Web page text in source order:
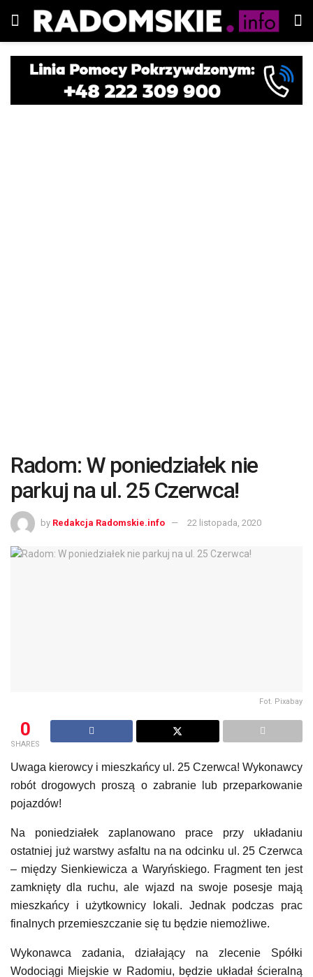
Radom: W poniedziałek nie
parkuj na ul. 25 Czerwca!
by Redakcja Radomskie.info 22 listopada, 2020
Fot. Pixabay
0
SHARES
Uwaga kierowcy i mieszkańcy ul. 25 Czerwca! Wykonawcy
robót drogowych proszą o zabranie lub przeparkowanie
pojazdów!
Na poniedziałek zaplanowano prace przy układaniu
ostatniej już warstwy asfaltu na na odcinku ul. 25 Czerwca
– między Sienkiewicza a Waryńskiego. Fragment ten jest
zamknięty dla ruchu, ale wjazd na swoje posesje mają
mieszkańcy i użytkownicy lokali. Jednak podczas prac
finalnych przemieszczanie się tu będzie niemożliwe.
Wykonawca zadania, działający na zlecenie Spółki
Wodociągi Miejskie w Radomiu, będzie układał ścieralną